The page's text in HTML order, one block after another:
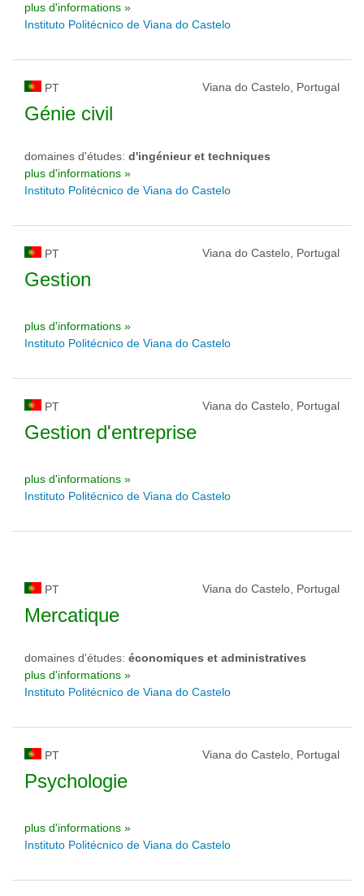
plus d'informations »
Instituto Politécnico de Viana do Castelo
PT Viana do Castelo, Portugal
Génie civil
domaines d'études: d'ingénieur et techniques
plus d'informations »
Instituto Politécnico de Viana do Castelo
PT Viana do Castelo, Portugal
Gestion
plus d'informations »
Instituto Politécnico de Viana do Castelo
PT Viana do Castelo, Portugal
Gestion d'entreprise
plus d'informations »
Instituto Politécnico de Viana do Castelo
PT Viana do Castelo, Portugal
Mercatique
domaines d'études: économiques et administratives
plus d'informations »
Instituto Politécnico de Viana do Castelo
PT Viana do Castelo, Portugal
Psychologie
plus d'informations »
Instituto Politécnico de Viana do Castelo